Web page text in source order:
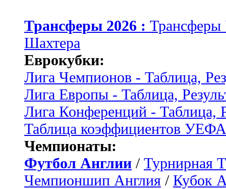
Трансферы 2026 :
Шахтера
Еврокубки:
Лига Чемпионов - Таблица,
Лига Европы - Таблица,
Лига Конференций - Таблица,
Таблица коэффициентов УЕФА
Чемпионаты:
Футбол Англии / Турнирная
Чемпионшип Англия / Кубок